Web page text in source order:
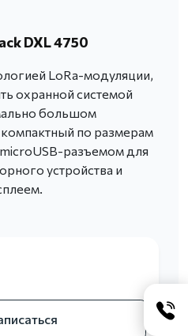
DXL 4750
LoRa-модуляции,
охранной системой
большом
по размерам
разъемом для
устройства и